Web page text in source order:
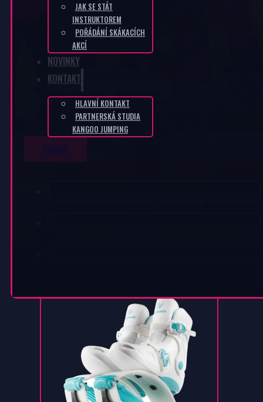
JAK SE STÁT
INSTRUKTOREM
POŘÁDÁNÍ SKÁKACÍCH
AKCÍ
NOVINKY
KONTAKT
HLAVNÍ KONTAKT
PARTNERSKÁ STUDIA
KANGOO JUMPING